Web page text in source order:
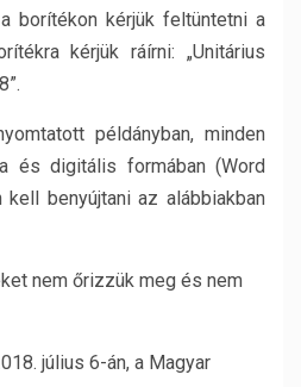
borítékon kérjük feltüntetni a
kérjük ráírni: „Unitárius
példányban, minden
és digitális formában (Word
kell benyújtani az alábbiakban
nem őrizzük meg és nem
július 6-án, a Magyar